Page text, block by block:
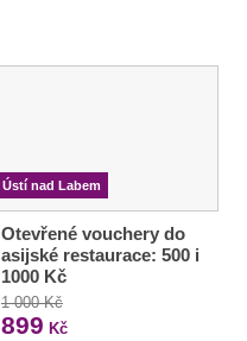
Ústí nad Labem
Otevřené vouchery do
asijské restaurace: 500 i
1000 Kč
1 000 Kč
899 Kč